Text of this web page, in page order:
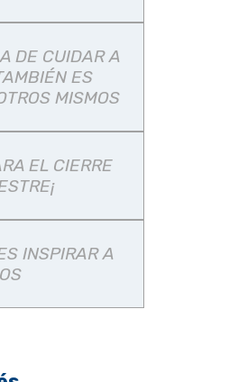
DE CUIDAR A
ES
MISMOS
EL CIERRE
INSPIRAR A